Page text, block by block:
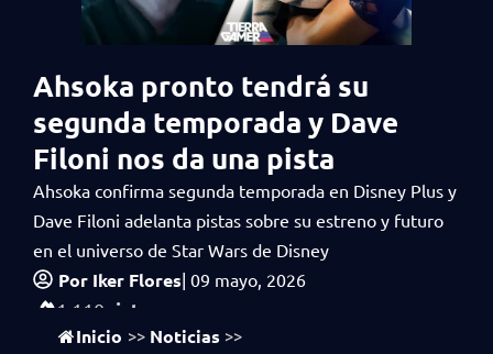
Ahsoka pronto tendrá su
segunda temporada y Dave
Filoni nos da una pista
Ahsoka confirma segunda temporada en Disney Plus y
Dave Filoni adelanta pistas sobre su estreno y futuro
en el universo de Star Wars de Disney
Por Iker Flores| 09 mayo, 2026
1,110 vistas
Inicio >> Noticias >>